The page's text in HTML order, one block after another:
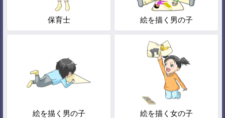
保育士 絵を描く男の子
絵を描く男の子 絵を描く女の子